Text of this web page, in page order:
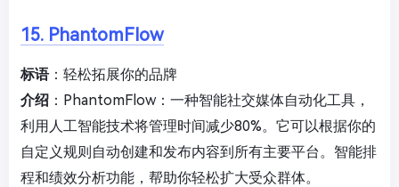
15. PhantomFlow
标语：轻松拓展你的品牌
介绍 ：PhantomFlow：一种智能社交媒体自动化工具，
利用人工智能技术将管理时间减少80%。它可以根据你的
自定义规则自动创建和发布内容到所有主要平台。智能排
程和绩效分析功能，帮助你轻松扩大受众群体。